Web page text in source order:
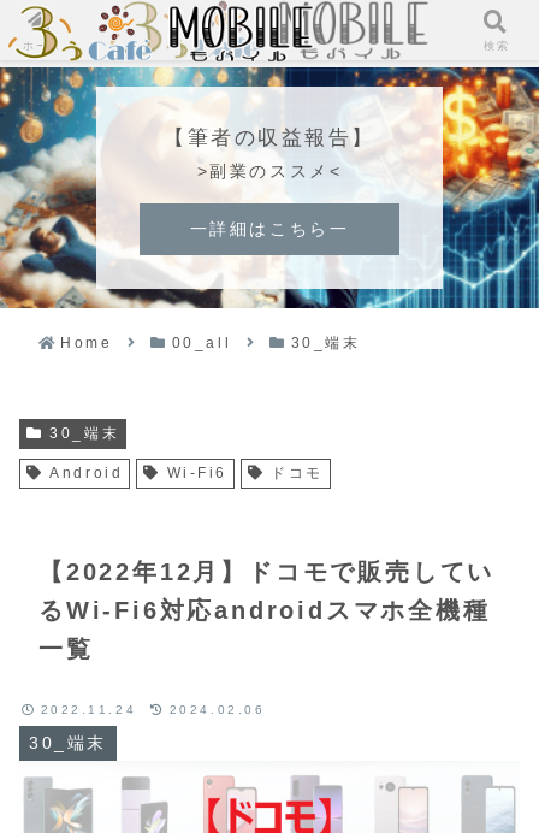
【筆者の収益報告】
>副業のススメ<
一詳細はこちら一
Home 00_all 30_端末
【2022年12月】ドコモで販売してい
るWi-Fi6対応androidスマホ全機種
一覧
30_端末
2022.11.24 2024.02.06
30_端末
Android Wi-Fi6 ドコモ
ホーム 検索